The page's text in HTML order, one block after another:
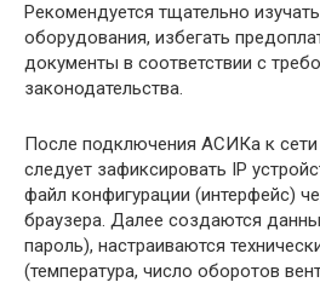
Рекомендуется тщательно
оборудования, избегать
документы в соответствии с
законодательства.
После подключения АСИКа к сети
следует зафиксировать IP
файл конфигурации (интерфейс)
браузера. Далее создаются
пароль), настраиваются
(температура, число оборотов